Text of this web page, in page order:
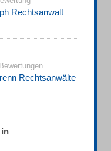
Rechtsanwalt
Rechtsanwälte
in